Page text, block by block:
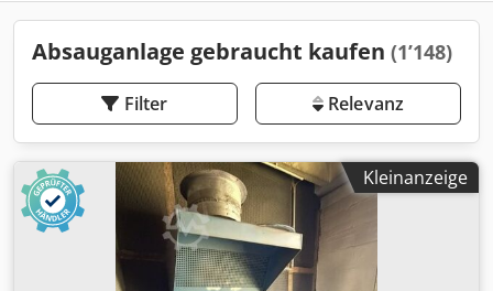
Absauganlage gebraucht kaufen (1’148)
Filter Relevanz
Kleinanzeige